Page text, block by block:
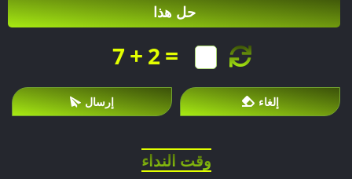
حل هذا
7 + 2 =
إلغاء إرسال
وقت النداء